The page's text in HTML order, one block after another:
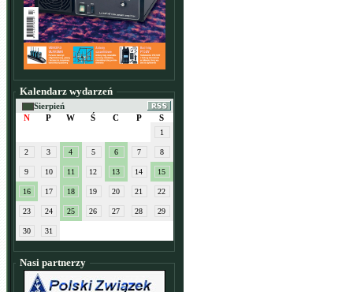
Kalendarz wydarzeń
Sierpień
N
P W Ś C P S
1
2 3 4 5 6 7 8
9 10 11 12 13 14 15
16 17 18 19 20 21 22
23 24 25 26 27 28 29
30 31
Nasi partnerzy